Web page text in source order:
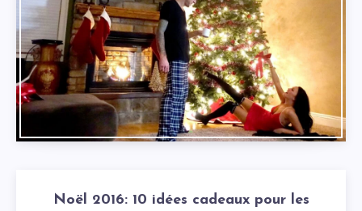
Noël 2016: 10 idées cadeaux pour les